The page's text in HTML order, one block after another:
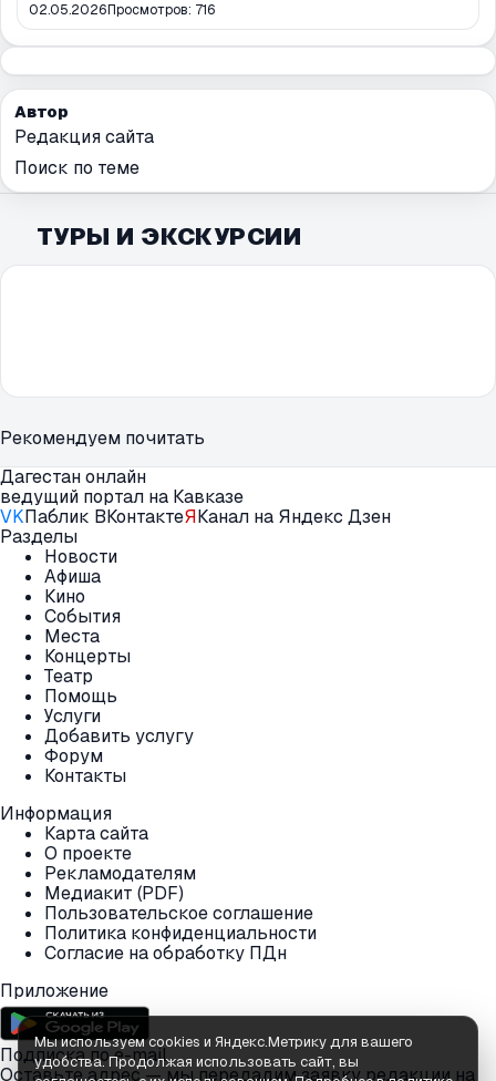
02.05.2026Просмотров: 716
Автор
Редакция сайта
Поиск по теме
ТУРЫ И ЭКСКУРСИИ
Рекомендуем почитать
Дагестан онлайн
ведущий портал на Кавказе
VKПаблик ВКонтактеЯКанал на Яндекс Дзен
Разделы
Новости
Афиша
Кино
События
Места
Концерты
Театр
Помощь
Услуги
Добавить услугу
Форум
Контакты
Информация
Карта сайта
О проекте
Рекламодателям
Медиакит (PDF)
Пользовательское соглашение
Политика конфиденциальности
Согласие на обработку ПДн
Приложение
Подписка по e-mail
Оставьте адрес — мы передадим заявку редакции на
Мы используем cookies и Яндекс.Метрику для вашего
удобства. Продолжая использовать сайт, вы